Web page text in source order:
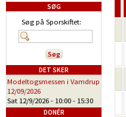
SØG
Søg på Sporskiftet:
DET SKER
Modeltogsmessen i Vamdrup
12/09/2026
Sat 12/9/2026 - 10:00 - 15:30
DONÉR